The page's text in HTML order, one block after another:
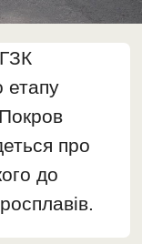
етапу
про
до